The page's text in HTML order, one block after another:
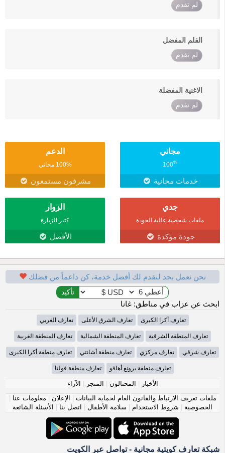
لم تقدم
الفلم المفضل
لم تقدم
الاغنية المفضلة
لم تقدم
مجاني
100%
خدمات مجانية
الدعم
100% مجاني
مشرفون مستمعون
جدي
ملفات شخصية عالية الجودة
جودة مؤكدة
الزوار
كثير الزيارة
الأفضل
نحن نعمل بجد لنقدم لك أفضل خدمة، كن داعماً من فضلك
ابحث عن عزاب في مناطق: غانا
تعارف أكرا الكبرى تعارف الشرق الأعلى تعارف الغربي
تعارف المنطقة الشرقية تعارف المنطقة الشمالية تعارف المنطقة الغربية
تعارف شرقي تعارف مركزي تعارف منطقة أشانتي تعارف منطقة أكرا الكبرى
تعارف منطقة برونغ أهافو تعارف منطقة فولتا
الأخبار | المحتالون | المتجر | الآراء
ملفات تعريف الارتباط والقانون العام لحماية البيانات | الإعلان | معلومات عنا |
الخصوصية | شروط الاستخدام | سلامة الأطفال | اتصل بنا | الأسئلة الشائعة
شبكة تعارف كويتية مجانية - تواصل عبر الكويت